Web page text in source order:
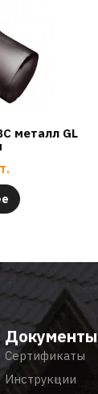
металл GL
Документы
Сертификаты
Инструкции